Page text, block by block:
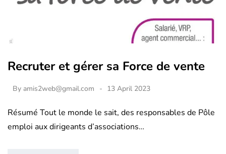
Recruter et gérer sa Force de vente
By amis2web@gmail.com 13 April 2023
Résumé Tout le monde le sait, des responsables de Pôle
emploi aux dirigeants d’associations…